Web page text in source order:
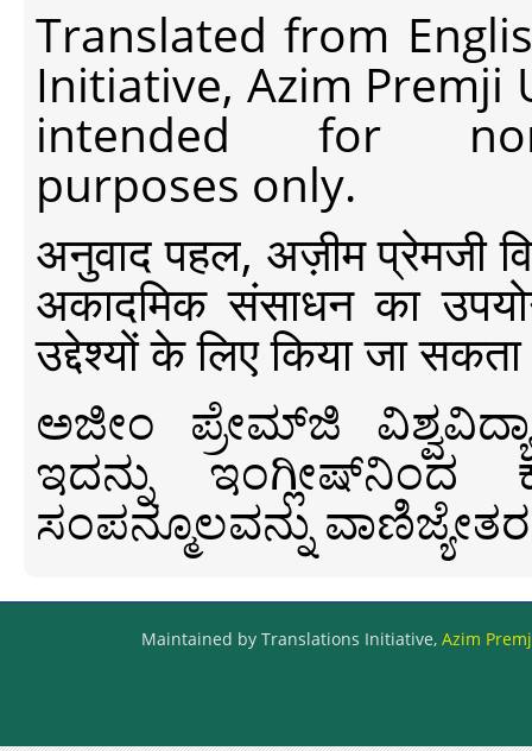
Translated from
Initiative, Azim Premji
intended for non-
purposes only.
अनुवाद पहल, अज़ीम प्रेमजी
अकादमिक संसाधन का
उद्देश्यों के लिए किया जा
ಅಜೀಂ ಪ್ರೇಮ್‍ಜಿ
ಇದನ್ನು ಇಂಗ್ಲೀಷ್‍ನಿಂದ
ಸಂಪನ್ಮೂಲವನ್ನು
Maintained by Translations Initiative, Azim